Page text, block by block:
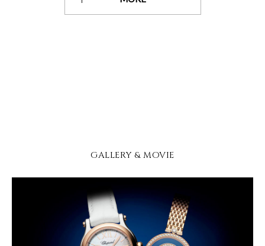
GALLERY & MOVIE